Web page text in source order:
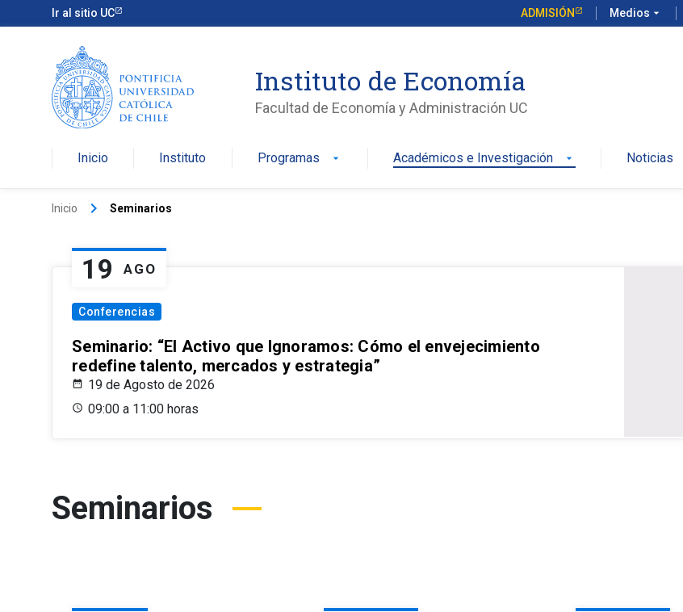
Ir al sitio UC ADMISIÓN Medios arrow_drop_down
Instituto de Economía
Facultad de Economía y Administración UC
Inicio Instituto Programas arrow_drop_down Académicos e Investigación arrow_drop_down Noticias
Inicio keyboard_arrow_right Seminarios
19 AGO
Conferencias
Seminario: “El Activo que Ignoramos: Cómo el envejecimiento
redefine talento, mercados y estrategia”
19 de Agosto de 2026
09:00 a 11:00 horas
Seminarios